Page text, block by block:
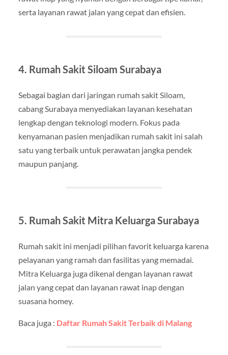
serta layanan rawat jalan yang cepat dan efisien.
4. Rumah Sakit Siloam Surabaya
Sebagai bagian dari jaringan rumah sakit Siloam,
cabang Surabaya menyediakan layanan kesehatan
lengkap dengan teknologi modern. Fokus pada
kenyamanan pasien menjadikan rumah sakit ini salah
satu yang terbaik untuk perawatan jangka pendek
maupun panjang.
5. Rumah Sakit Mitra Keluarga Surabaya
Rumah sakit ini menjadi pilihan favorit keluarga karena
pelayanan yang ramah dan fasilitas yang memadai.
Mitra Keluarga juga dikenal dengan layanan rawat
jalan yang cepat dan layanan rawat inap dengan
suasana homey.
Baca juga : Daftar Rumah Sakit Terbaik di Malang